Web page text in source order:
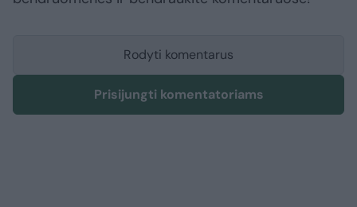
Rodyti komentarus
Prisijungti komentatoriams